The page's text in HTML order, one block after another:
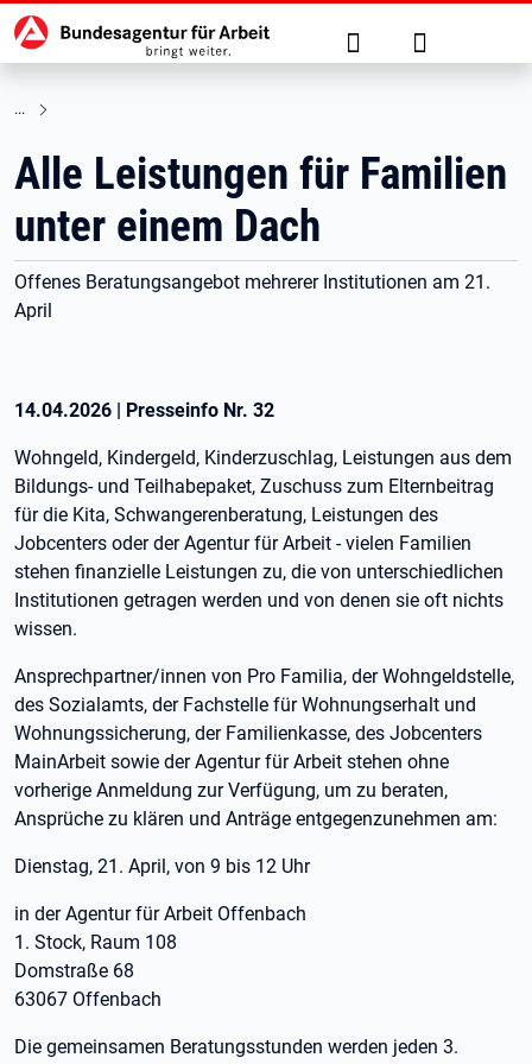
zu den Hauptinhalten springen
Hauptnavigation Suche Anmelden
Alle Leistungen für Familien
unter einem Dach
Offenes Beratungsangebot mehrerer Institutionen am 21.
April
14.04.2026 | Presseinfo Nr. 32
Wohngeld, Kindergeld, Kinderzuschlag, Leistungen aus dem
Bildungs- und Teilhabepaket, Zuschuss zum Elternbeitrag
für die Kita, Schwangerenberatung, Leistungen des
Jobcenters oder der Agentur für Arbeit - vielen Familien
stehen finanzielle Leistungen zu, die von unterschiedlichen
Institutionen getragen werden und von denen sie oft nichts
wissen.
Ansprechpartner/innen von Pro Familia, der Wohngeldstelle,
des Sozialamts, der Fachstelle für Wohnungserhalt und
Wohnungssicherung, der Familienkasse, des Jobcenters
MainArbeit sowie der Agentur für Arbeit stehen ohne
vorherige Anmeldung zur Verfügung, um zu beraten,
Ansprüche zu klären und Anträge entgegenzunehmen am:
Dienstag, 21. April, von 9 bis 12 Uhr
in der Agentur für Arbeit Offenbach
1. Stock, Raum 108
Domstraße 68
63067 Offenbach
Die gemeinsamen Beratungsstunden werden jeden 3.